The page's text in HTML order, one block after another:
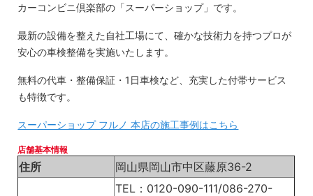
カーコンビニ倶楽部の「スーパーショップ」です。
最新の設備を整えた自社工場にて、確かな技術力を持つプロが
安心の車検整備を実施いたします。
無料の代車・整備保証・1日車検など、充実した付帯サービス
も特徴です。
スーパーショップ フルノ 本店の施工事例はこちら
店舗基本情報
住所 岡山県岡山市中区藤原36-2
TEL：0120-090-111/086-270-